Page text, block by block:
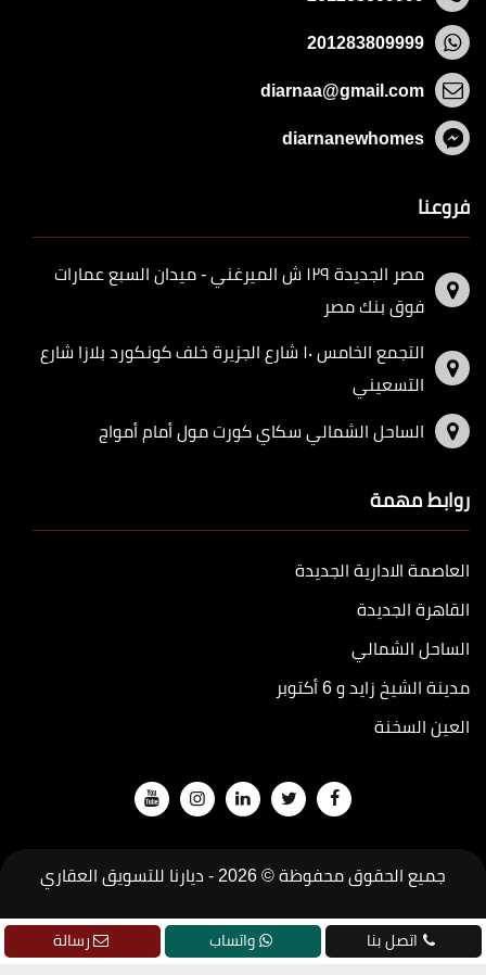
201283809999
diarnaa@gmail.com
diarnanewhomes
فروعنا
مصر الجديدة ١٢٩ ش الميرغني - ميدان السبع عمارات
فوق بنك مصر
التجمع الخامس ١٠ شارع الجزيرة خلف كونكورد بلازا شارع
التسعيني
الساحل الشمالي سكاي كورت مول أمام أمواج
روابط مهمة
العاصمة الادارية الجديدة
القاهرة الجديدة
الساحل الشمالي
مدينة الشيخ زايد و 6 أكتوبر
العين السخنة
جميع الحقوق محفوظة © 2026 -
ديارنا للتسويق العقاري
تطويرجودة اتصل بنا واتساب رسالة